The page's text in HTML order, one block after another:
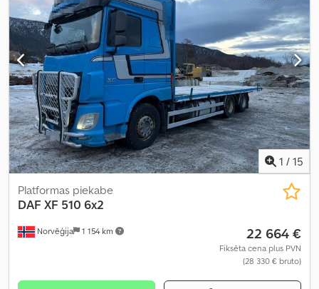
sildītājs,
1 / 15
Norvēģija 1 154 km
Platformas piekabe
DAF XF 510 6x2
22 664 €
Fiksēta cena plus PVN
(28 330 € bruto)